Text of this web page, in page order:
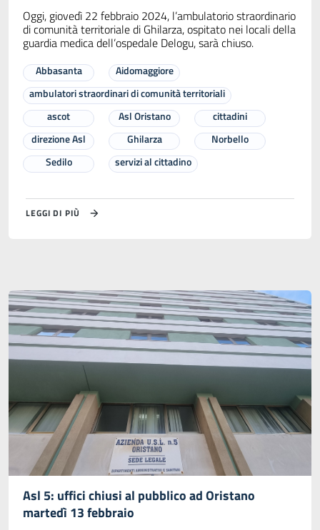
Oggi, giovedì 22 febbraio 2024, l’ambulatorio straordinario
di comunità territoriale di Ghilarza, ospitato nei locali della
guardia medica dell’ospedale Delogu, sarà chiuso.
Abbasanta
Aidomaggiore
ambulatori straordinari di comunità territoriali
ascot
Asl Oristano
cittadini
direzione Asl
Ghilarza
Norbello
Sedilo
servizi al cittadino
LEGGI DI PIÙ
Asl 5: uffici chiusi al pubblico ad Oristano
martedì 13 febbraio